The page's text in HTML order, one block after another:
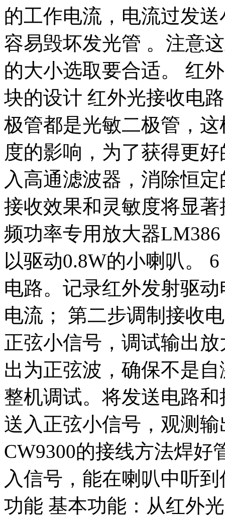
的工作电流，电流过发
容易毁坏发光管 。注意
的大小选取要合适。 红
块的设计 红外光接收电
极管都是光敏二极管，
度的影响，为了获得更
入高通滤波器，消除恒
接收效果和灵敏度将显
频功率专用放大器
以驱动0.8W的小喇叭。
电路。记录红外发射驱
电流； 第二步调制接收
正弦小信号，调试输出
出为正弦波，确保不是
整机调试。将发送电路
送入正弦小信号，观测
CW9300的接线方法焊好
入信号，能在喇叭中听
功能 基本功能：从红外